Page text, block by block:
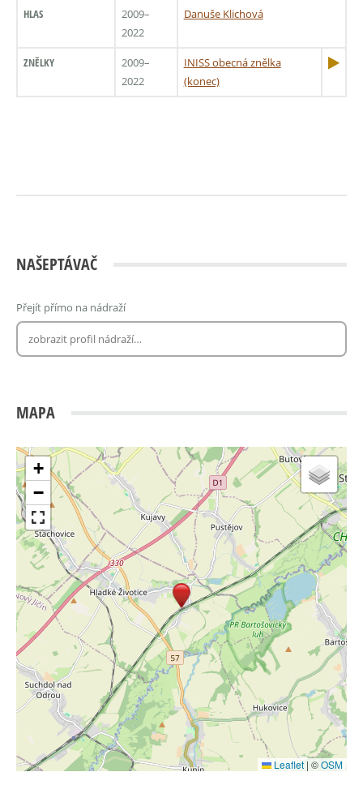
HLAS
2009–
2022
Danuše Klichová
ZNĚLKY
2009–
2022
INISS obecná znělka
(konec)
NAŠEPTÁVAČ
Přejít přímo na nádraží
MAPA
+
−
Leaflet | ©OSM